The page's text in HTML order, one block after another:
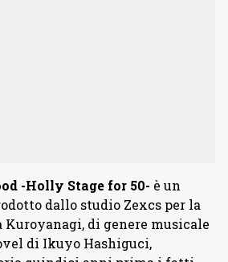
-Holly Stage for 50- è un
dallo studio Zexcs per la
Kuroyanagi, di genere musicale
di Ikuyo Hashiguci,